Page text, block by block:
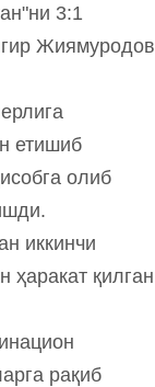
3:1
Жиямуродов
етишиб
олиб
иккинчи
ҳаракат қилган
рақиб